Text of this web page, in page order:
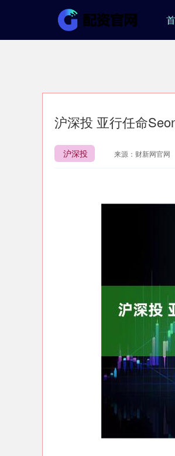
沪深投 亚行任命
沪深投 来源：财新网官网
深证成指